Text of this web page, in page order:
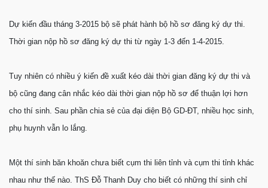
Dự kiến đầu tháng 3-2015 bộ sẽ phát hành bộ hồ sơ đăng ký dự thi.
Thời gian nộp hồ sơ đăng ký dự thi từ ngày 1-3 đến 1-4-2015.
Tuy nhiên có nhiều ý kiến đề xuất kéo dài thời gian đăng ký dự thi và
bộ cũng đang cân nhắc kéo dài thời gian nộp hồ sơ để thuận lợi hơn
cho thí sinh. Sau phần chia sẻ của đại diện Bộ GD-ÐT, nhiều học sinh,
phụ huynh vẫn lo lắng.
Một thí sinh băn khoăn chưa biết cụm thi liên tỉnh và cụm thi tỉnh khác
nhau như thế nào. ThS Ðỗ Thanh Duy cho biết có những thí sinh chỉ